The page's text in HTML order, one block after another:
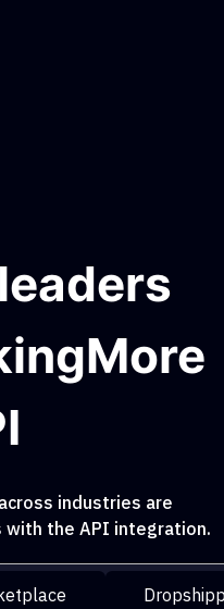
industries are
the API integration.